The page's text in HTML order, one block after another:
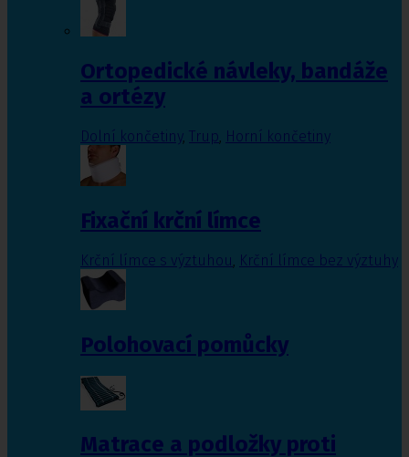
Ortopedické návleky, bandáže
a ortézy
Dolní končetiny, Trup, Horní končetiny
Fixační krční límce
Krční límce s výztuhou Krční límce bez výztuhy
Polohovací pomůcky
Matrace a podložky proti